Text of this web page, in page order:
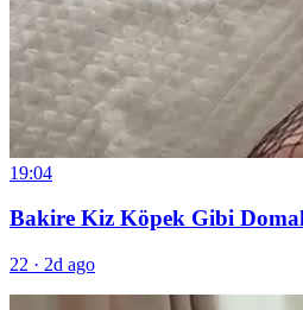
19:04
Bakire Kiz Köpek Gibi
22 · 2d ago